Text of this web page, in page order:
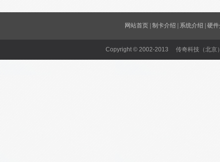
网站首页| 制卡介绍 系统介绍 硬
Copyright © 2002-2013 传奇科技（北京